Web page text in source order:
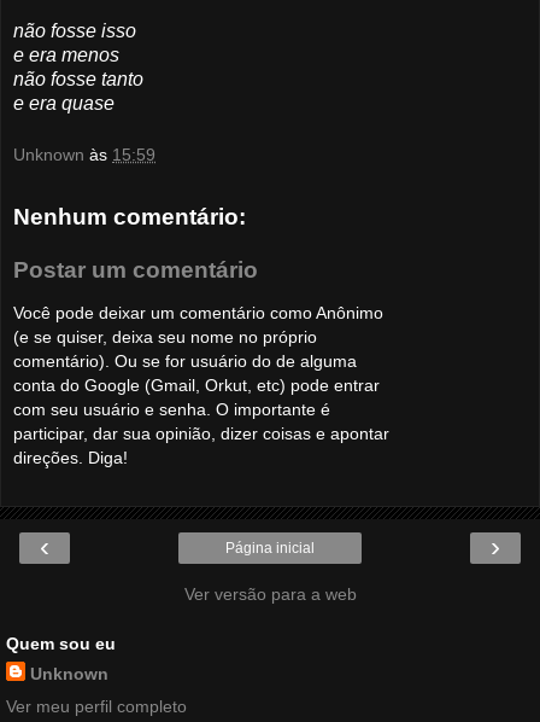
não fosse isso
e era menos
não fosse tanto
e era quase
Unknown às 15:59
Nenhum comentário:
Postar um comentário
Você pode deixar um comentário como Anônimo
(e se quiser, deixa seu nome no próprio
comentário). Ou se for usuário do de alguma
conta do Google (Gmail, Orkut, etc) pode entrar
com seu usuário e senha. O importante é
participar, dar sua opinião, dizer coisas e apontar
direções. Diga!
‹ ›
Página inicial
Ver versão para a web
Quem sou eu
Unknown
Ver meu perfil completo